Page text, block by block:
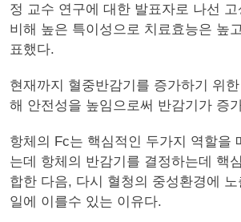
정 교수 연구에 대한 발표자로 나선
비해 높은 특이성으로 치료효능은 높
표했다.
현재까지 혈중반감기를 증가하기 위
해 안전성을 높임으로써 반감기가 증
항체의 Fc는 핵심적인 두가지 역할을
는데 항체의 반감기를 결정하는데 핵
합한 다음, 다시 혈청의 중성환경에
일에 이를수 있는 이유다.